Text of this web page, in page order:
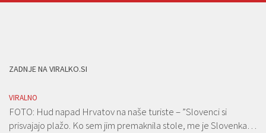
ZADNJE NA VIRALKO.SI
VIRALNO
FOTO: Hud napad Hrvatov na naše turiste – ”Slovenci si
prisvajajo plažo. Ko sem jim premaknila stole, me je Slovenka…